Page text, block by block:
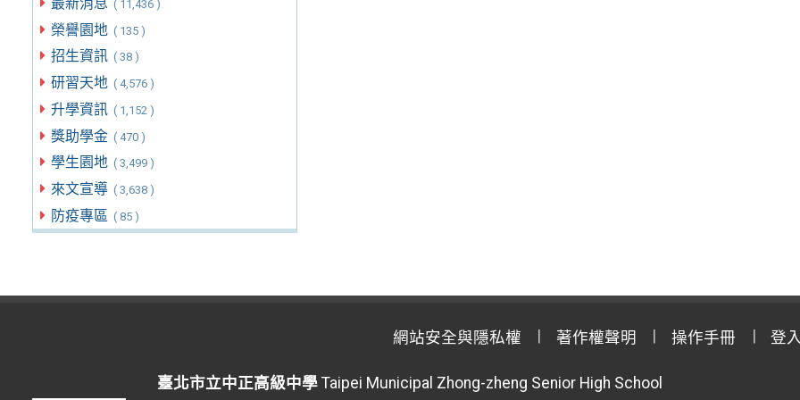
( 11,436 )
榮譽園地 ( 135 )
招生資訊 ( 38 )
研習天地 ( 4,576 )
升學資訊 ( 1,152 )
獎助學金 ( 470 )
學生園地 ( 3,499 )
來文宣導 ( 3,638 )
防疫專區 ( 85 )
網站安全與隱私權 著作權聲明 操作手冊 登
臺北市立中正高級中學 Taipei Municipal Zhong-zheng Senior High School